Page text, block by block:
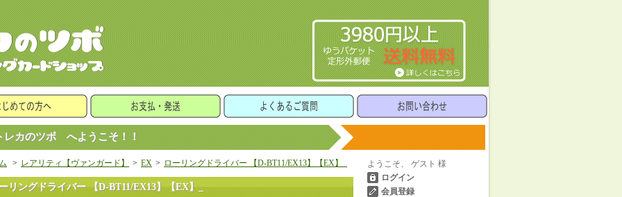
カのツボ へようこそ！！
> レアリティ【ヴァンガード】 > EX > ローリングドライバー 【D-BT11/EX13】【EX】_
リングドライバー 【D-BT11/EX13】【EX】_
ようこそ、 ゲスト 様
ログイン
会員登録